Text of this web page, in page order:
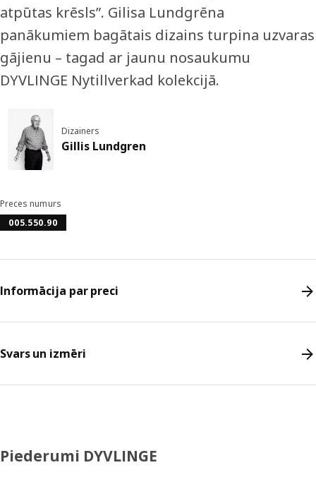
atpūtas krēsls”. Gilisa Lundgrēna
panākumiem bagātais dizains turpina uzvaras
gājienu – tagad ar jaunu nosaukumu
DYVLINGE Nytillverkad kolekcijā.
Dizainers
Gillis Lundgren
Preces numurs
005.550.90
Informācija par preci
Svars un izmēri
Piederumi DYVLINGE